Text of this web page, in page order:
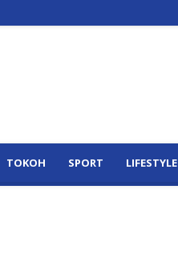
TOKOH SPORT LIFESTYLE